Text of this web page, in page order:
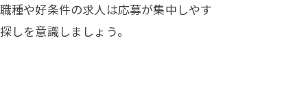
種や好条件の求人は応募が集中しやす
を意識しましょう。